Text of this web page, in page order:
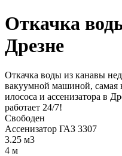
Откачка
Дрезне
Откачка воды из канавы
вакуумной машиной, самая
илососа и ассенизатора в
работает 24/7!
Свободен
Ассенизатор ГАЗ 3307
3.25 м3
4 м